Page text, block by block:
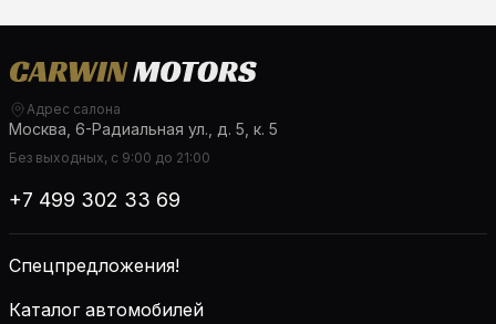
Адрес салона
Москва, 6-Радиальная ул., д. 5, к. 5
Без выходных, с 9:00 до 21:00
+7 499 302 33 69
Спецпредложения!
Каталог автомобилей